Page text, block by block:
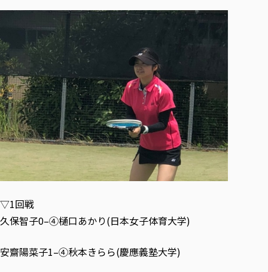
関連法人
教職員募集
役員・評議員一覧
キャンパス案内
研究活動における不正行為の防止等に関する対応
大学広報誌「TFU Newsletter 東北福祉大学通信」
初年次教育（リエゾンゼミⅠ）について
リエゾンゼミ・ナビ（テキスト等）
お役立ち情報（リンク集）
放射線モニタリング測定結果（国見キャンパス）
事業計画／財務・事業報告
大学評価
IR情報
学校教育法施行規則第172条の2に基づく情報公開
教職課程における情報の公表
学部・学科等設置計画履行状況報告書
情報公開規程
リハビリテーション学科
医療経営管理学科
情報福祉マネジメント学科
仏教専修科
大学院
大学院
総合福祉学研究科 社会福祉学専攻 修士課程
総合福祉学研究科 社会福祉学専攻 博士課程
総合福祉学研究科 福祉心理学専攻 修士課程
教育学研究科 教育学専攻 修士課程
通信教育部
通信教育部
通信制大学院 総合福祉学研究科 社会福祉学専攻 修士課程
通信制大学院 総合福祉学研究科 福祉心理学専攻 修士課程
カリキュラム（学部・大学院）
その他の就学機会
学びの特徴
学びの特徴
ICT教育
東北福祉大学のキャリアサポート
進路・就職支援
東北福祉大学のキャリア教育
採用ご担当者様へ
採用ご担当者様へ
センター長の挨拶
求人の受付について
単独学内説明会のご案内
在学生の方
在学生の方
資格取得報奨制度について
東北福祉大学求人・インターンシップ検索サイト（キャリタス
卒業生の方
卒業生の方
卒業後のキャリア支援体制
在学生による訪問、情報提供へのご協力のお願い
卒業生アンケート
よくあるご質問
東北福祉大学のDNA
文化会・文化系サークル紹介
大学指定団体紹介
交換留学生 Exchange students
海外留学・研修
外国人在学生
Prospective Students
学生支援センター国際交流の活動
スタッフ紹介
ニュース一覧
社会連携・研究 TOP
東北福祉大学の研究活動
東北福祉大学の研究活動
東北福祉大学の研究紹介
共同研究等をご検討の皆様へ
東北福祉大学の紀要・リポジトリ
東北福祉大学の紀要・リポジトリ
研究紀要
教職研究
東北福祉大学教育・教職センター特別支援教育研究年報一覧
芹沢銈介美術工芸館年報
東北福祉大学機関リポジトリ
東北福祉大学オープンアクセス方針
産学・産学官連携
産学・産学官連携
「高齢者のフレイル予防及びデジタルデバイド解消に向けた産
高齢者施設特化型モジュラー車いす開発
社会貢献・地域連携活動
社会貢献・地域連携活動
社会貢献・地域連携活動報告書
各種社会貢献活動の窓口
JICA草の根技術協力事業
生涯学習・社会人講座
自治体・団体等との主な協定
自治体・団体等との主な協定
研究所について
生涯教育・キャリア教育
生涯教育・キャリア教育TOP
生涯学習・社会人講座
月例TFU実学臨床研究セミナー
特別支援教育研究室
TFU教育フォーラム
関連法人
取材について
施設利用
同窓会
Universal Passport
▽1回戦
久保智子0–④樋口あかり(日本女子体育大学)
安齋陽菜子1–④秋本きらら(慶應義塾大学)